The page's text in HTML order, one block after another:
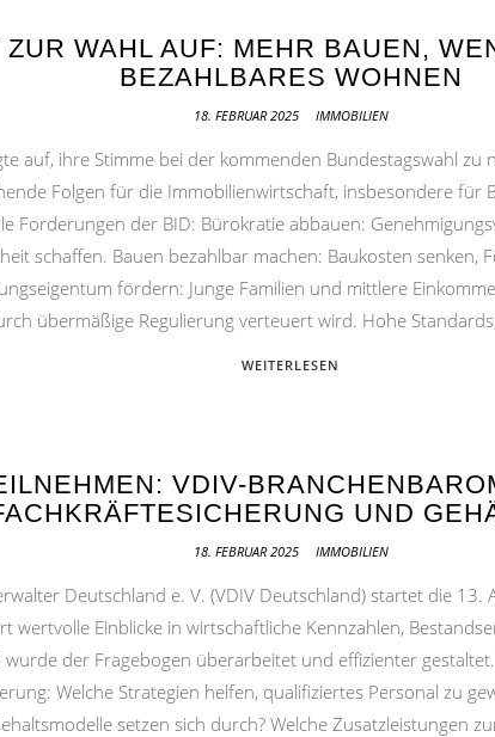
WAHL AUF: MEHR BAUEN,
BEZAHLBARES WOHNEN
18. FEBRUAR 2025 IMMOBILIEN
auf, ihre Stimme bei der kommenden Bundestagswahl zu
Folgen für die Immobilienwirtschaft, insbesondere für
Forderungen der BID: Bürokratie abbauen:
schaffen. Bauen bezahlbar machen: Baukosten senken,
fördern: Junge Familien und mittlere
übermäßige Regulierung verteuert wird. Hohe
WEITERLESEN
VDIV-
UND
18. FEBRUAR 2025 IMMOBILIEN
Deutschland e. V. (VDIV Deutschland) startet die 13.
wertvolle Einblicke in wirtschaftliche Kennzahlen,
der Fragebogen überarbeitet und effizienter
Welche Strategien helfen, qualifiziertes Personal zu
setzen sich durch? Welche Zusatzleistungen